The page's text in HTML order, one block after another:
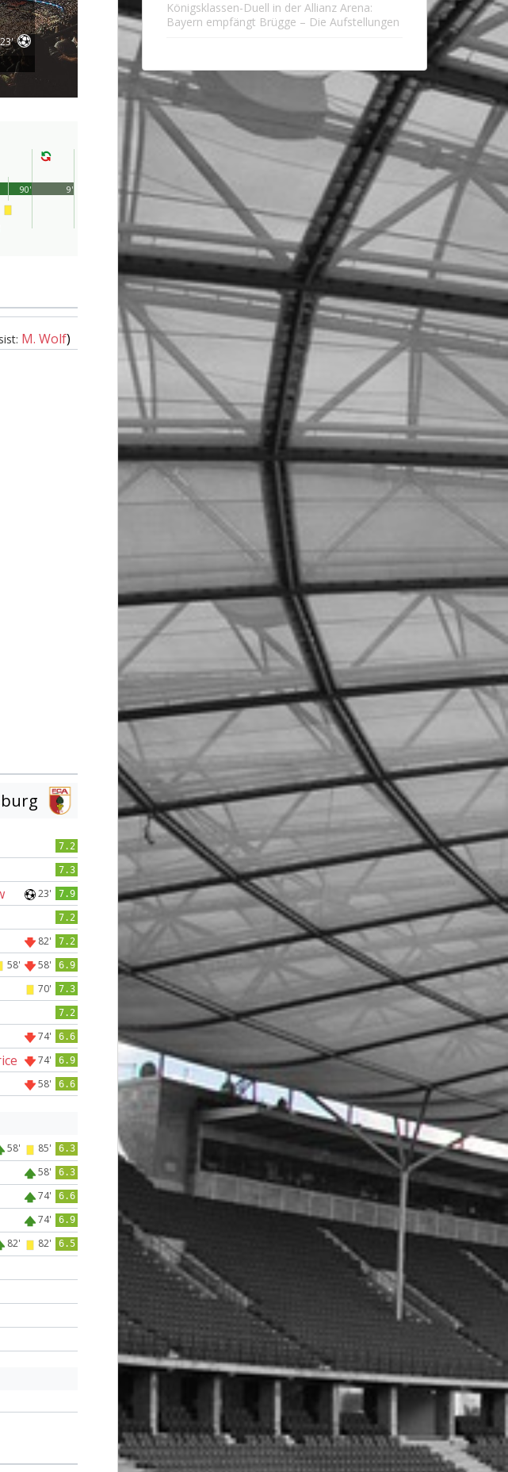
23'
90' 9'
M. Wolf)
7.2
7.3
23' 7.9
7.2
82' 7.2
58' 58' 6.9
70' 7.3
7.2
74' 6.6
74' 6.9
58' 6.6
58' 85' 6.3
58' 6.3
74' 6.6
74' 6.9
82' 82' 6.5
Königsklassen-Duell in der Allianz Arena:
Bayern empfängt Brügge – Die Aufstellungen